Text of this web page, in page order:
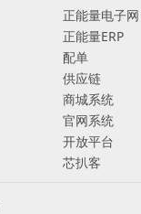
正能量电子网
正能量ERP
配单
供应链
商城系统
官网系统
开放平台
芯扒客